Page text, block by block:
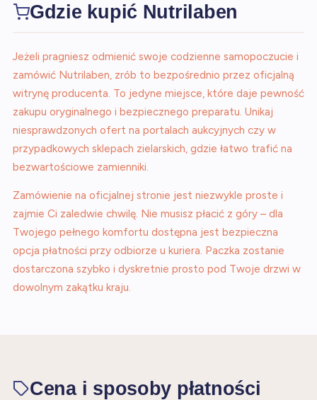
Gdzie kupić Nutrilaben
Jeżeli pragniesz odmienić swoje codzienne samopoczucie i
zamówić Nutrilaben, zrób to bezpośrednio przez oficjalną
witrynę producenta. To jedyne miejsce, które daje pewność
zakupu oryginalnego i bezpiecznego preparatu. Unikaj
niesprawdzonych ofert na portalach aukcyjnych czy w
przypadkowych sklepach zielarskich, gdzie łatwo trafić na
bezwartościowe zamienniki.
Zamówienie na oficjalnej stronie jest niezwykle proste i
zajmie Ci zaledwie chwilę. Nie musisz płacić z góry – dla
Twojego pełnego komfortu dostępna jest bezpieczna
opcja płatności przy odbiorze u kuriera. Paczka zostanie
dostarczona szybko i dyskretnie prosto pod Twoje drzwi w
dowolnym zakątku kraju.
Cena i sposoby płatności